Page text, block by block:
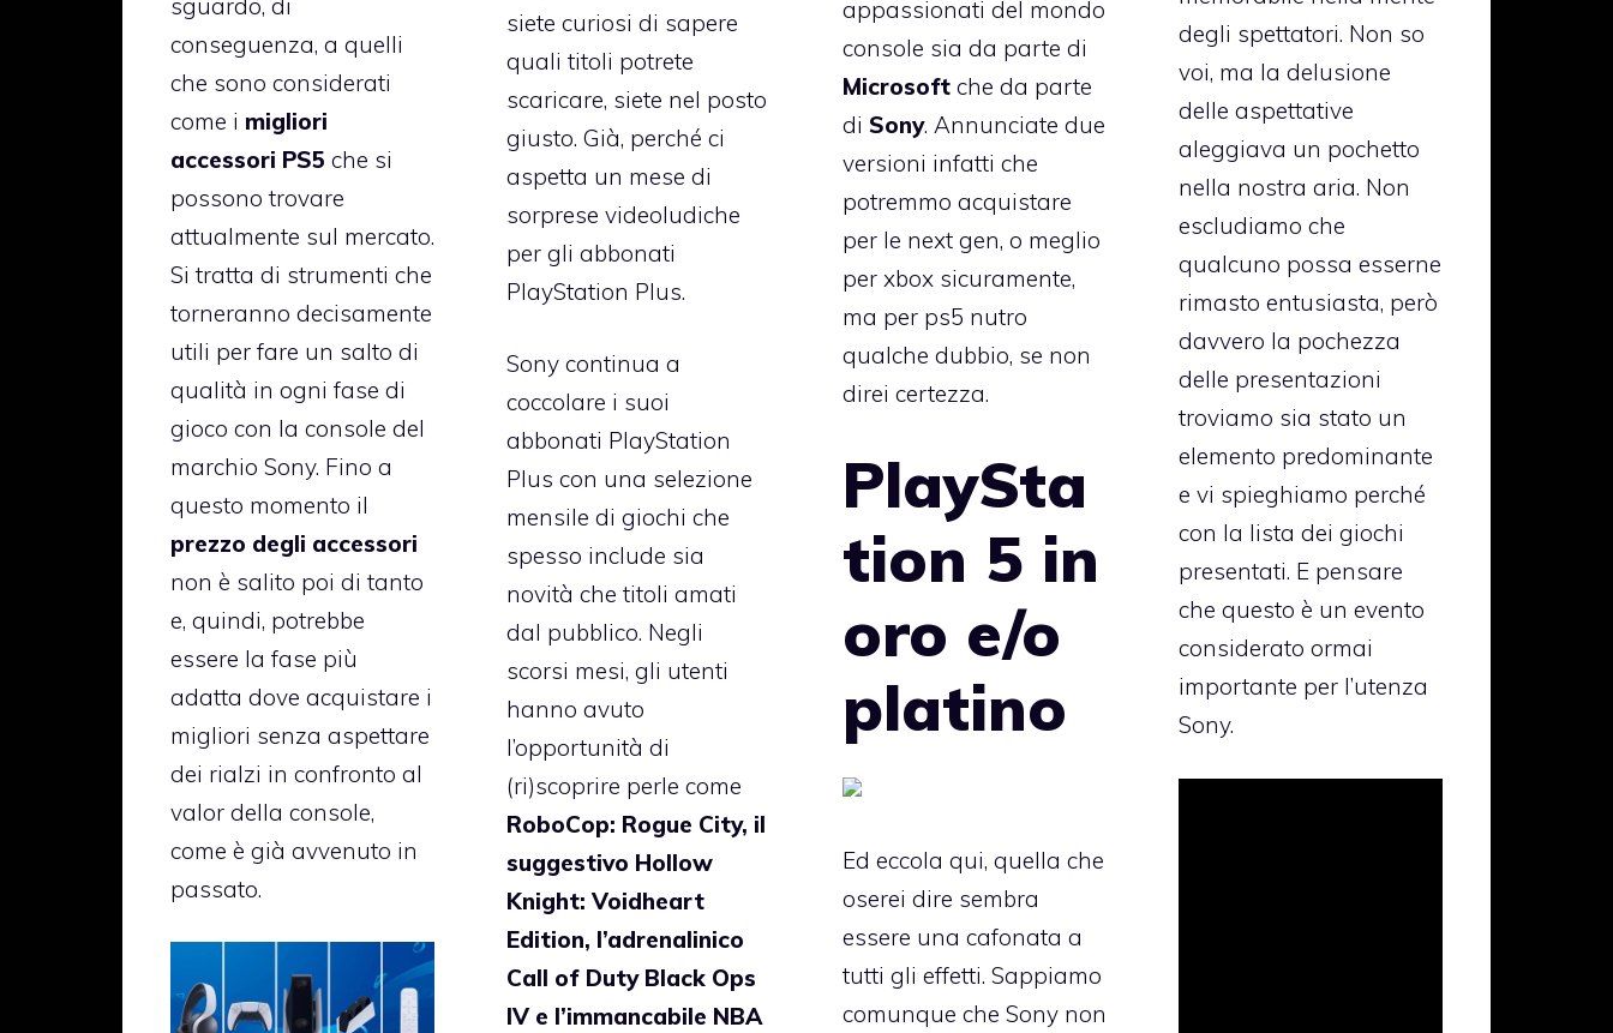
conseguenza, a quelli
che sono considerati
come i migliori
accessori PS5 che si
possono trovare
attualmente sul mercato.
Si tratta di strumenti che
torneranno decisamente
utili per fare un salto di
qualità in ogni fase di
gioco con la console del
marchio Sony. Fino a
questo momento il
prezzo degli accessori
non è salito poi di tanto
e, quindi, potrebbe
essere la fase più
adatta dove acquistare i
migliori senza aspettare
dei rialzi in confronto al
valor della console,
come è già avvenuto in
passato.
siete curiosi di sapere
quali titoli potrete
scaricare, siete nel posto
giusto. Già, perché ci
aspetta un mese di
sorprese videoludiche
per gli abbonati
PlayStation Plus.
Sony continua a
coccolare i suoi
abbonati PlayStation
Plus con una selezione
mensile di giochi che
spesso include sia
novità che titoli amati
dal pubblico. Negli
scorsi mesi, gli utenti
hanno avuto
l’opportunità di
(ri)scoprire perle come
RoboCop: Rogue City, il
suggestivo Hollow
Knight: Voidheart
Edition, l’adrenalinico
Call of Duty Black Ops
IV e l’immancabile NBA
degli spettatori. Non so
voi, ma la delusione
delle aspettative
aleggiava un pochetto
nella nostra aria. Non
escludiamo che
qualcuno possa esserne
rimasto entusiasta, però
davvero la pochezza
delle presentazioni
troviamo sia stato un
elemento predominante
e vi spieghiamo perché
con la lista dei giochi
presentati. E pensare
che questo è un evento
considerato ormai
importante per l’utenza
Sony.
appassionati del mondo
console sia da parte di
Microsoft che da parte
di Sony. Annunciate due
versioni infatti che
potremmo acquistare
per le next gen, o meglio
per xbox sicuramente,
ma per ps5 nutro
qualche dubbio, se non
direi certezza.
PlaySta
tion 5 in
oro e/o
platino
Ed eccola qui, quella che
oserei dire sembra
essere una cafonata a
tutti gli effetti. Sappiamo
comunque che Sony non